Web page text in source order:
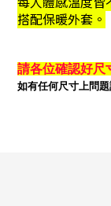
搭配保暖外套。
請各位確認好尺
如有任何尺寸上問